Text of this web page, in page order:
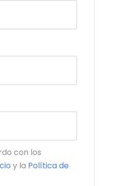
con los
y la Política de
Island
2.150 €